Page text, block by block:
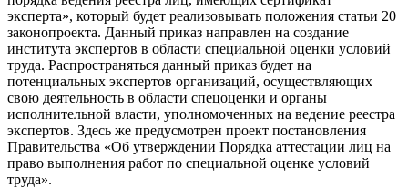
эксперта», который будет реализовывать положения статьи 20
законопроекта. Данный приказ направлен на создание
института экспертов в области специальной оценки условий
труда. Распространяться данный приказ будет на
потенциальных экспертов организаций, осуществляющих
свою деятельность в области спецоценки и органы
исполнительной власти, уполномоченных на ведение реестра
экспертов. Здесь же предусмотрен проект постановления
Правительства «Об утверждении Порядка аттестации лиц на
право выполнения работ по специальной оценке условий
труда».